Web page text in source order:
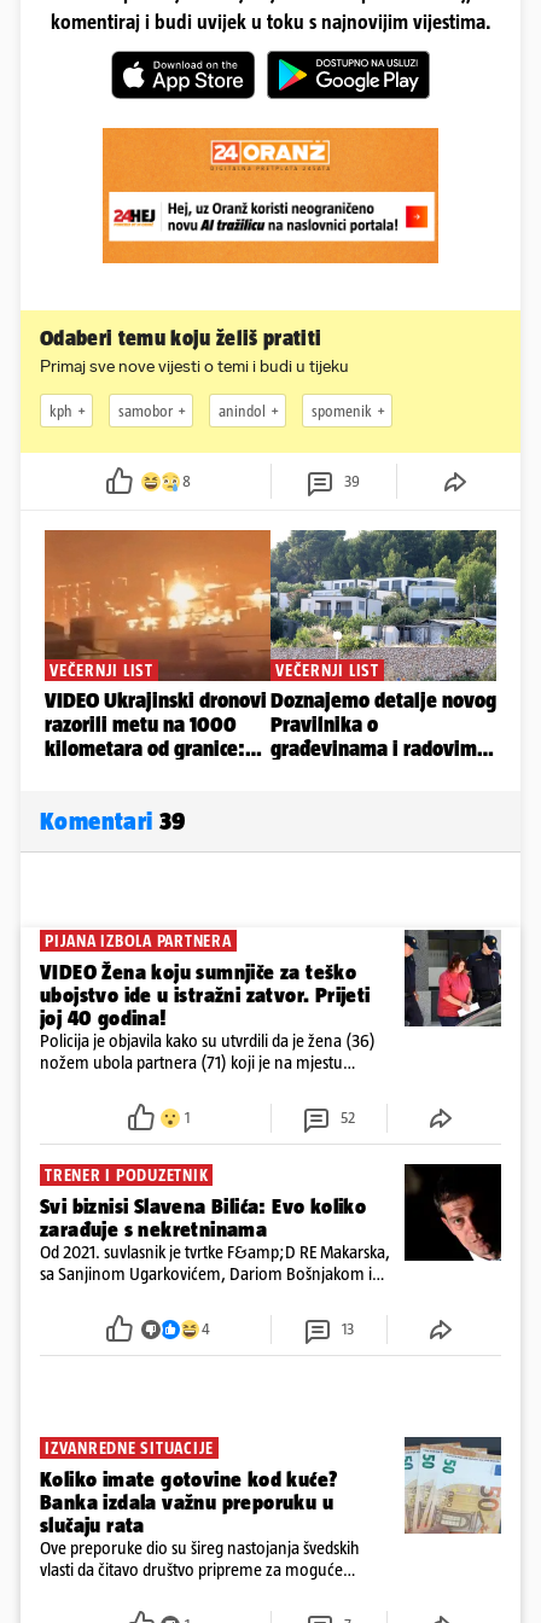
komentiraj i budi uvijek u toku s najnovijim vijestima.
Odaberi temu koju želiš pratiti
Primaj sve nove vijesti o temi i budi u tijeku
kph samobor anindol spomenik
8 39
Komentari 39
PIJANA IZBOLA PARTNERA
VIDEO Žena koju sumnjiče za teško
ubojstvo ide u istražni zatvor. Prijeti
joj 40 godina!
Policija je objavila kako su utvrdili da je žena (36)
nožem ubola partnera (71) koji je na mjestu
ispitali i poslali u istražni zatvor
1 52
TRENER I PODUZETNIK
Svi biznisi Slavena Bilića: Evo koliko
zarađuje s nekretninama
Od 2021. suvlasnik je tvrtke F&amp;D RE Makarska,
sa Sanjinom Ugarkovićem, Dariom Bošnjakom i
poslovanje nekretninama, a od osnutka nema
zaposlenih
4 13
IZVANREDNE SITUACIJE
Koliko imate gotovine kod kuće?
Banka izdala važnu preporuku u
slučaju rata
Ove preporuke dio su šireg nastojanja švedskih
vlasti da čitavo društvo pripreme za moguće